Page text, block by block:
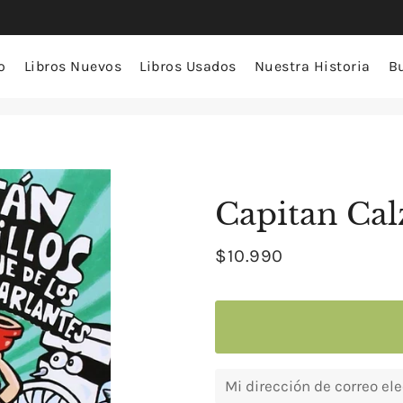
Libros Nuevos Libros Usados Nuestra Historia
Capitan
$10.990